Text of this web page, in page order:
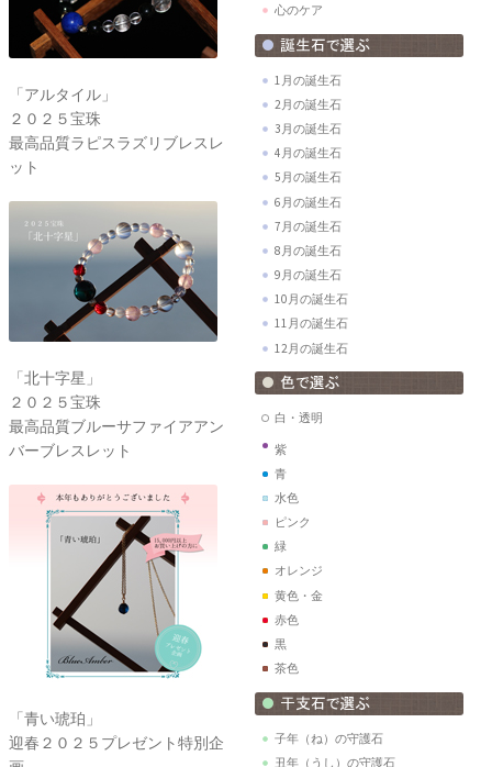
「アルタイル」
２０２５宝珠
最高品質ラピスラズリブレスレ
ット
「北十字星」
２０２５宝珠
最高品質ブルーサファイアアン
バーブレスレット
「青い琥珀」
迎春２０２５プレゼント特別企
心のケア
1月の誕生石
2月の誕生石
3月の誕生石
4月の誕生石
5月の誕生石
6月の誕生石
7月の誕生石
8月の誕生石
9月の誕生石
10月の誕生石
11月の誕生石
12月の誕生石
白・透明
紫
青
水色
ピンク
緑
オレンジ
黄色・金
赤色
黒
茶色
子年（ね）の守護石
丑年（うし）の守護石